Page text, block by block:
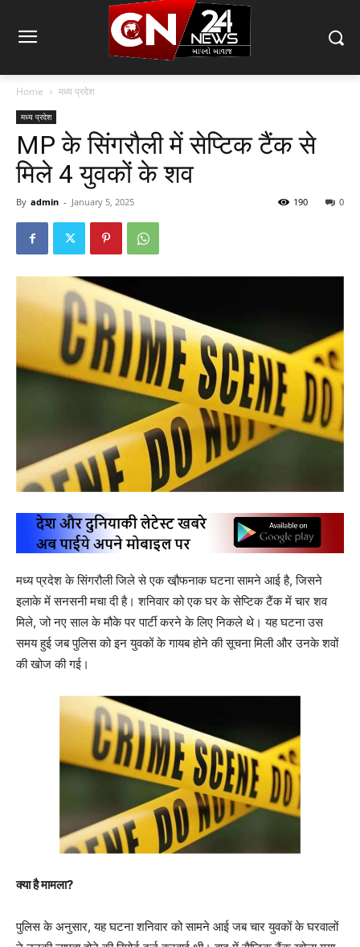
Home मध्य प्रदेश
मध्य प्रदेश
MP के सिंगरौली में सेप्टिक टैंक से
मिले 4 युवकों के शव
By admin - January 5, 2025 0
190
मध्य प्रदेश के सिंगरौली जिले से एक खौ़फनाक घटना सामने आई है, जिसने
इलाके में सनसनी मचा दी है। शनिवार को एक घर के सेप्टिक टैंक में चार शव
मिले, जो नए साल के मौके पर पार्टी करने के लिए निकले थे। यह घटना उस
समय हुई जब पुलिस को इन युवकों के गायब होने की सूचना मिली और उनके शवों
की खोज की गई।
क्या है मामला?
पुलिस के अनुसार, यह घटना शनिवार को सामने आई जब चार युवकों के घरवालों